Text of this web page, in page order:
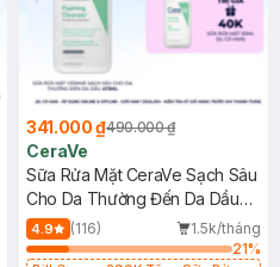
341.000 ₫490.000 ₫
CeraVe
Sữa Rửa Mặt CeraVe Sạch Sâu
Cho Da Thường Đến Da Dầu
473ml
4.9 (116)
1.5k/tháng
21%